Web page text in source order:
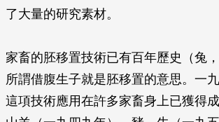
了大量的研究素材。
家畜的胚移置技術已有百年歷史（兔
所謂借腹生子就是胚移置的意思。一
這項技術應用在許多家畜身上已獲得成